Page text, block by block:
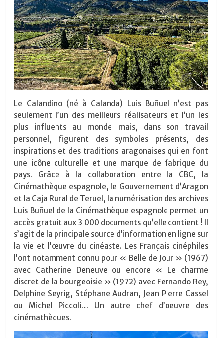
Le Calandino (né à Calanda) Luis Buñuel n’est pas
seulement l’un des meilleurs réalisateurs et l’un les
plus influents au monde mais, dans son travail
personnel, figurent des symboles présents, des
inspirations et des traditions aragonaises qui en font
une icône culturelle et une marque de fabrique du
pays. Grâce à la collaboration entre la CBC, la
Cinémathèque espagnole, le Gouvernement d’Aragon
et la Caja Rural de Teruel, la numérisation des archives
Luis Buñuel de la Cinémathèque espagnole permet un
accès gratuit aux 3 000 documents qu’elle contient ! Il
s’agit de la principale source d’information en ligne sur
la vie et l’œuvre du cinéaste. Les Français cinéphiles
l’ont notamment connu pour « Belle de Jour » (1967)
avec Catherine Deneuve ou encore « Le charme
discret de la bourgeoisie » (1972) avec Fernando Rey,
Delphine Seyrig, Stéphane Audran, Jean Pierre Cassel
ou Michel Piccoli… Un autre chef d’oeuvre des
cinémathèques.